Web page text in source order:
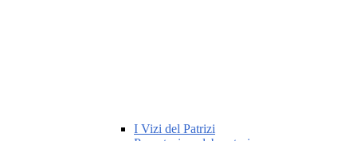
I Vizi del Patrizi